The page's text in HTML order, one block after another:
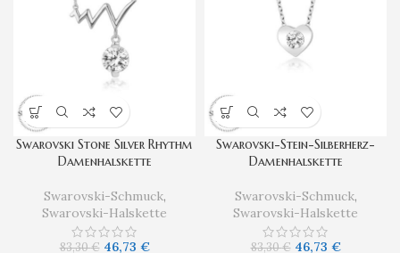
Swarovski Stone Silver Rhythm
Damenhalskette
Swarovski-Schmuck,
Swarovski-Halskette
83,30€ 46,73 €
Swarovski-Stein-Silberherz-
Damenhalskette
Swarovski-Schmuck,
Swarovski-Halskette
83,30€ 46,73 €